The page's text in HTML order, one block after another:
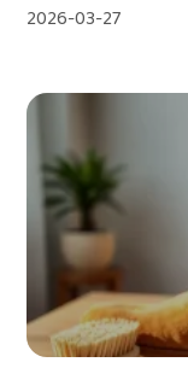
2026-03-27